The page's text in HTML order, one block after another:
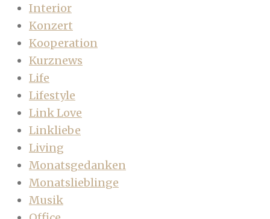
Interior
Konzert
Kooperation
Kurznews
Life
Lifestyle
Link Love
Linkliebe
Living
Monatsgedanken
Monatslieblinge
Musik